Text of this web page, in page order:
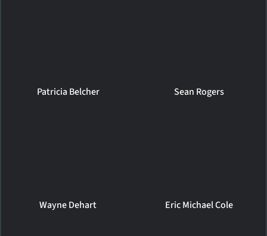
Patricia Belcher Sean Rogers
Wayne Dehart Eric Michael Cole